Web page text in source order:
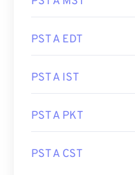
PST A EDT
PST A IST
PST A PKT
PST A CST